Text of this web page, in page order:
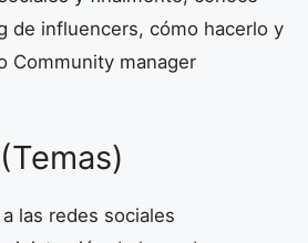
de influencers, cómo hacerlo y
Community manager
las redes sociales